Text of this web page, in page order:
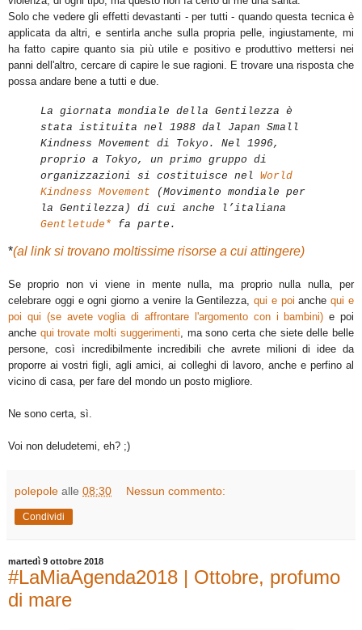
Solo che vedere gli effetti devastanti - per tutti - quando questa tecnica è
applicata da altri, e sentirla anche sulla propria pelle, ingiustamente, mi
ha fatto capire quanto sia più utile e positivo e produttivo mettersi nei
panni dell'altro, cercare di capire le sue ragioni. E trovare una risposta che
possa andare bene a tutti e due.
La giornata mondiale della Gentilezza è
stata istituita nel 1988 dal Japan Small
Kindness Movement di Tokyo. Nel 1996,
proprio a Tokyo, un primo gruppo di
organizzazioni si costituisce nel World
Kindness Movement (Movimento mondiale per
la Gentilezza) di cui anche l’italiana
Gentletude* fa parte.
*(al link si trovano moltissime risorse a cui attingere)
Se proprio non vi viene in mente nulla, ma proprio nulla nulla, per
celebrare oggi e ogni giorno a venire la Gentilezza,qui e poi anchequi e
poi qui (se avete voglia di affrontare l'argomento con i bambini) e poi
anche qui trovate molti suggerimenti, ma sono certa che siete delle belle
persone, così incredibilmente incredibili che avrete milioni di idee da
proporre ai vostri figli, agli amici, ai colleghi di lavoro, anche e perfino al
vicino di casa, per fare del mondo un posto migliore.
Ne sono certa, sì.
Voi non deludetemi, eh? ;)
polepole alle 08:30 Nessun commento:
Condividi
martedì 9 ottobre 2018
#LaMiaAgenda2018 | Ottobre, profumo
di mare